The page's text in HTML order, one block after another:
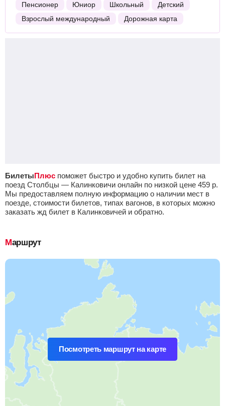
Пенсионер
Юниор Школьный
Детский
Взрослый международный
Дорожная карта
БилетыПлюс поможет быстро и удобно купить билет на
поезд Столбцы — Калинковичи онлайн по низкой цене 459 р.
Мы предоставляем полную информацию о наличии мест в
поезде, стоимости билетов, типах вагонов, в которых можно
заказать жд билет в Калинковичей и обратно.
Маршрут
Посмотреть маршрут на карте